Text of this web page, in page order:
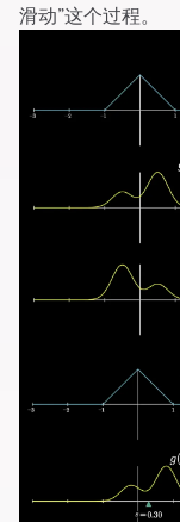
滑动”这个过程。